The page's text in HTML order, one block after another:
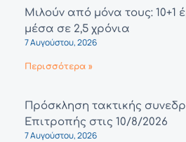
Μιλούν από μόνα τους: 10+1
μέσα σε 2,5 χρόνια
7 Αυγούστου, 2026
Περισσότερα »
Πρόσκληση τακτικής
Επιτροπής στις 10/8/2026
7 Αυγούστου, 2026